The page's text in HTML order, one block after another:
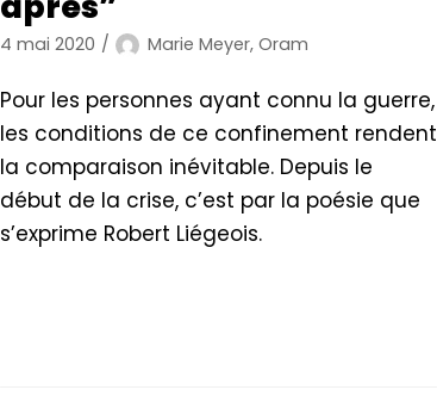
4 mai 2020 Marie Meyer, Oram
Pour les personnes ayant connu la guerre,
les conditions de ce confinement rendent
la comparaison inévitable. Depuis le
début de la crise, c’est par la poésie que
s’exprime Robert Liégeois.